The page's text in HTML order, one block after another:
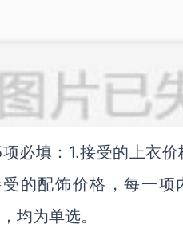
必填：1.接受的上衣
的配饰价格，每一
均为单选。